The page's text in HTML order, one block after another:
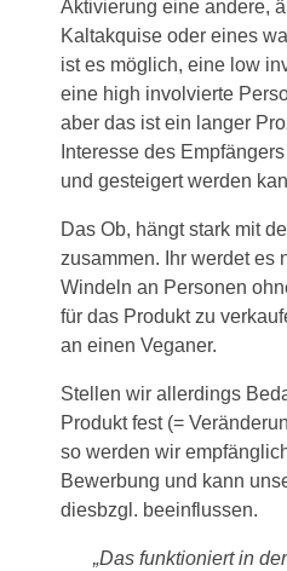
Aktivierung eine andere,
Kaltakquise oder eines
ist es möglich, eine low
eine high involvierte
aber das ist ein langer
Interesse des
und gesteigert werden
Das Ob, hängt stark mit
zusammen. Ihr werdet es
Windeln an Personen
für das Produkt zu
an einen Veganer.
Stellen wir allerdings
Produkt fest (=
so werden wir
Bewerbung und kann
diesbzgl. beeinflussen.
„Das funktioniert in